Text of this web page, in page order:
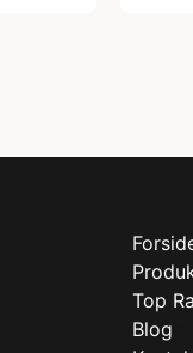
Top
Blog